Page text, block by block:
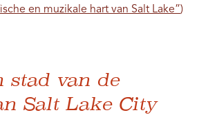
en muzikale hart van Salt Lake”)
stad van de
Salt Lake City